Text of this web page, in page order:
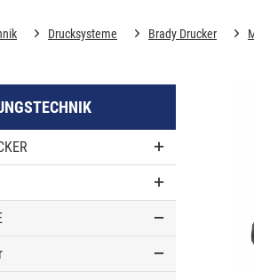
Drucksysteme Brady Drucker